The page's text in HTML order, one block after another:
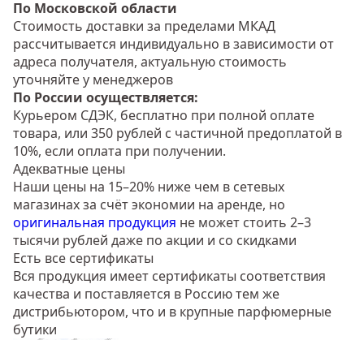
По Московской области
Стоимость доставки за пределами МКАД
рассчитывается индивидуально в зависимости от
адреса получателя, актуальную стоимость
уточняйте у менеджеров
По России осуществляется:
Курьером СДЭК, бесплатно при полной оплате
товара, или 350 рублей с частичной предоплатой в
10%, если оплата при получении.
Адекватные цены
Наши цены на 15–20% ниже чем в сетевых
магазинах за счёт экономии на аренде, но
оригинальная продукция не может стоить 2–3
тысячи рублей даже по акции и со скидками
Есть все сертификаты
Вся продукция имеет сертификаты соответствия
качества и поставляется в Россию тем же
дистрибьютором, что и в крупные парфюмерные
бутики